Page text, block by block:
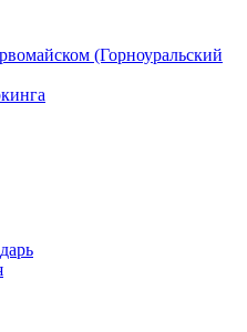
(Горноуральский